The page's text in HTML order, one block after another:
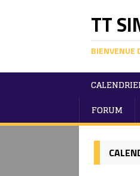
TT
BIENVENUE
FORUM